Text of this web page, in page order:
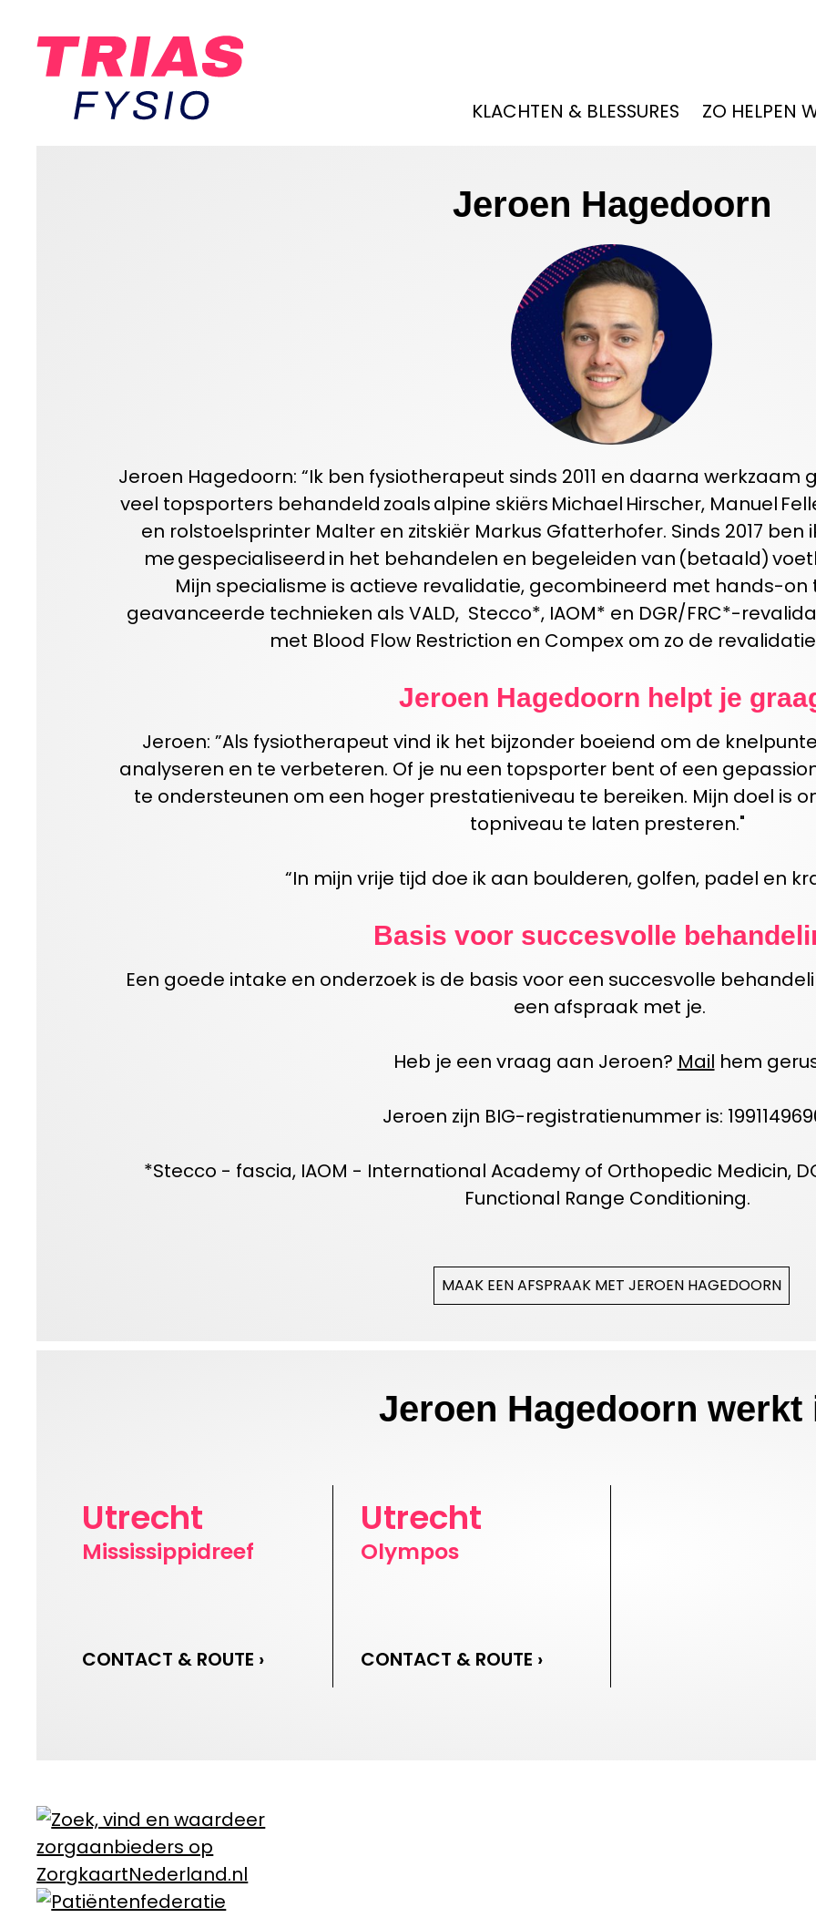
KLACHTEN & BLESSURES ZO HELPEN
Jeroen Hagedoorn
Jeroen Hagedoorn: “Ik ben fysiotherapeut sinds 2011 en daarna werkzaam
veel topsporters behandeld zoalsalpine skiërs Michael Hirscher, Manuel
en rolstoelsprinter Malter en zitskiër Markus Gfatterhofer. Sinds 2017
me gespecialiseerd in het behandelen en begeleiden van (betaald)
Mijn specialisme is actieve revalidatie, gecombineerd met hands-on
geavanceerde technieken als VALD, Stecco*, IAOM* en DGR/FRC*-
met Blood Flow Restriction en Compex om zo de
Jeroen Hagedoorn helpt je
Jeroen: ”Als fysiotherapeut vind ik het bijzonder boeiend om de
analyseren en te verbeteren. Of je nu een topsporter bent of een
te ondersteunen om een hoger prestatieniveau te bereiken. Mijn doel is
topniveau te laten presteren."
“In mijn vrije tijd doe ik aan boulderen, golfen, padel en
Basis voor succesvolle
Een goede intake en onderzoek is de basis voor een succesvolle
een afspraak met je.
Heb je een vraag aan Jeroen? Mail hem
Jeroen zijn BIG-registratienummer is:
*Stecco - fascia, IAOM - International Academy of Orthopedic Medicin,
Functional Range Conditioning.
MAAK EEN AFSPRAAK MET JEROEN HAGEDOORN
Jeroen Hagedoorn werkt
Utrecht
Mississippidreef
CONTACT & ROUTE ›
Utrecht
Olympos
CONTACT & ROUTE ›